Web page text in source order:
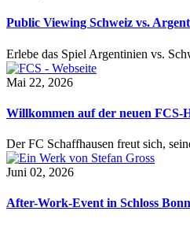
Public Viewing Schweiz vs.
Erlebe das Spiel Argentinien vs.
Mai 22, 2026
Willkommen auf der neuen FCS-
Der FC Schaffhausen freut sich,
Juni 02, 2026
After-Work-Event in Schloss